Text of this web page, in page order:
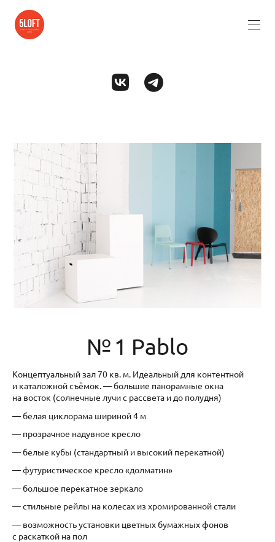
№ 1 Рablo
Концептуальный зал 70 кв. м. Идеальный для контентной
и каталожной съёмок. — большие панорамные окна
на восток (солнечные лучи с рассвета и до полудня)
— белая циклорама шириной 4 м
— прозрачное надувное кресло
— белые кубы (стандартный и высокий перекатной)
— футуристическое кресло «долматин»
— большое перекатное зеркало
— стильные рейлы на колесах из хромированной стали
— возможность установки цветных бумажных фонов
с раскаткой на пол